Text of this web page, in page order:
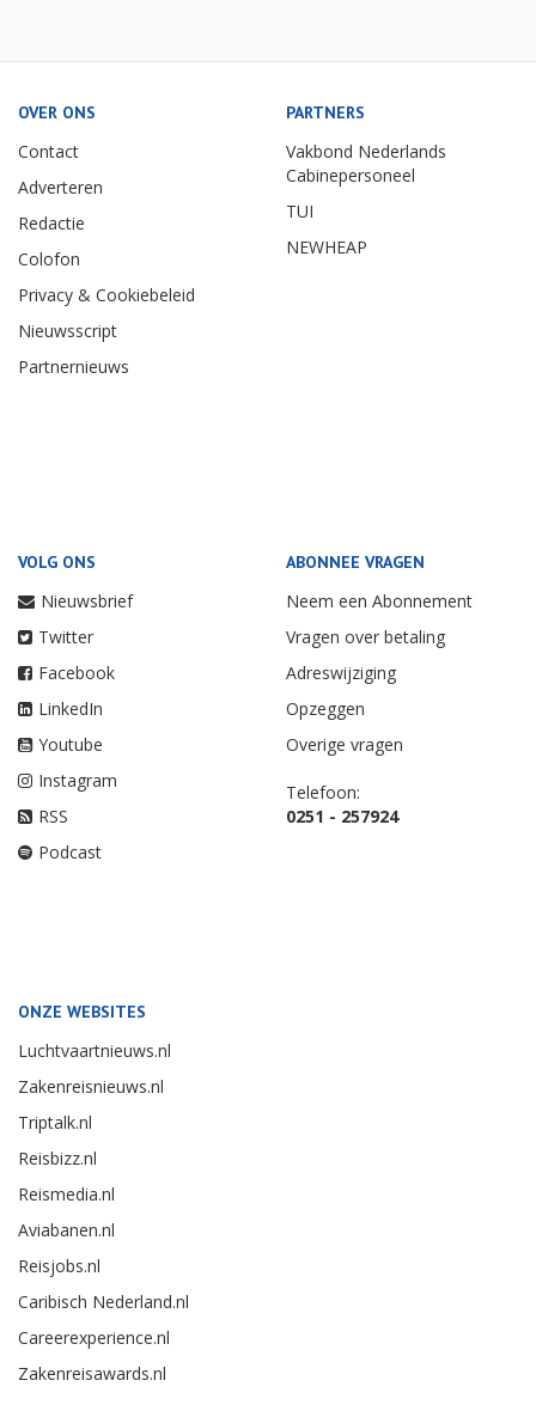
OVER ONS
Contact
Adverteren
Redactie
Colofon
Privacy & Cookiebeleid
Nieuwsscript
Partnernieuws
PARTNERS
Vakbond Nederlands
Cabinepersoneel
TUI
NEWHEAP
VOLG ONS
Nieuwsbrief
Twitter
Facebook
LinkedIn
Youtube
Instagram
RSS
Podcast
ABONNEE VRAGEN
Neem een Abonnement
Vragen over betaling
Adreswijziging
Opzeggen
Overige vragen
Telefoon:
0251 - 257924
ONZE WEBSITES
Luchtvaartnieuws.nl
Zakenreisnieuws.nl
Triptalk.nl
Reisbizz.nl
Reismedia.nl
Aviabanen.nl
Reisjobs.nl
Caribisch Nederland.nl
Careerexperience.nl
Zakenreisawards.nl